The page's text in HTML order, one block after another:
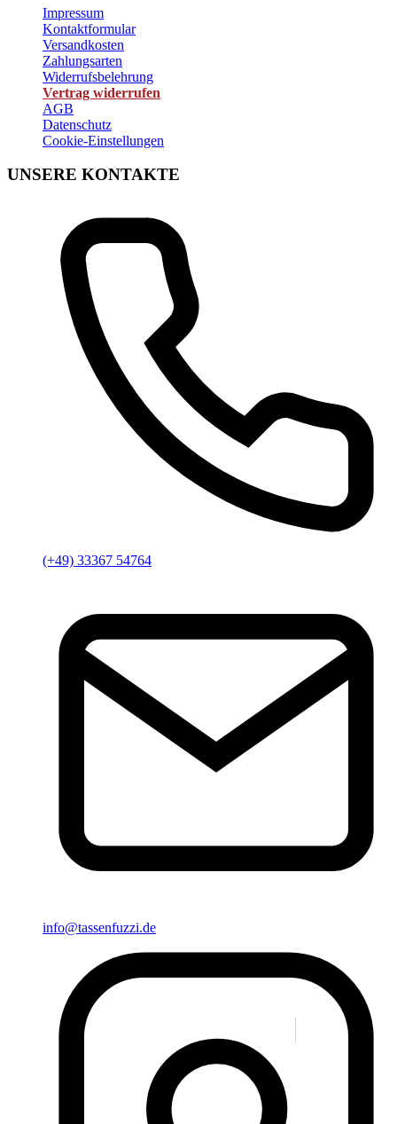
Impressum
Kontaktformular
Versandkosten
Zahlungsarten
Widerrufsbelehrung
Vertrag widerrufen
AGB
Datenschutz
Cookie-Einstellungen
UNSERE KONTAKTE
(+49) 33367 54764
info@tassenfuzzi.de